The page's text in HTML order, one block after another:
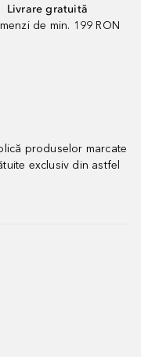
Livrare gratuită
de min. 199 RON
produselor marcate
exclusiv din astfel